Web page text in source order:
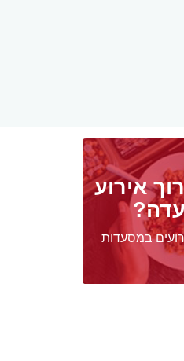
אירוע
במסעדות